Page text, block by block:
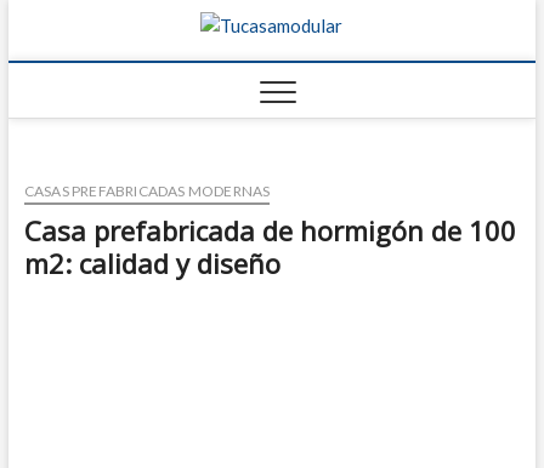
FABRICANTES DE
CASAS PREFABRICADAS MODERNAS
Casa prefabricada de hormigón de 100
m2: calidad y diseño